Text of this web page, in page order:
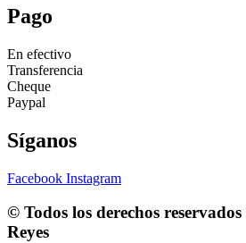
Pago
En efectivo
Transferencia
Cheque
Paypal
Síganos
Facebook Instagram
© Todos los derechos reservados
Reyes